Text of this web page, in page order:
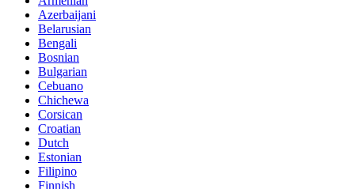
Azerbaijani
Belarusian
Bengali
Bosnian
Bulgarian
Cebuano
Chichewa
Corsican
Croatian
Dutch
Estonian
Filipino
Finnish